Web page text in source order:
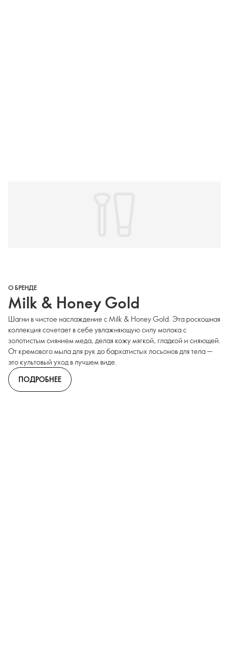
О БРЕНДЕ
Milk & Honey Gold
Шагни в чистое наслаждение с Milk & Honey Gold. Эта роскошная
коллекция сочетает в себе увлажняющую силу молока с
золотистым сиянием меда, делая кожу мягкой, гладкой и сияющей.
От кремового мыла для рук до бархатистых лосьонов для тела —
это культовый уход в лучшем виде.
ПОДРОБНЕЕ